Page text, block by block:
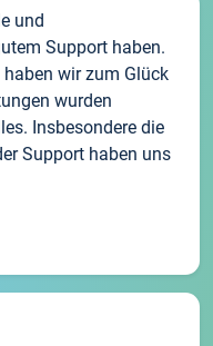
und
Support haben.
wir zum Glück
wurden
Insbesondere die
Support haben uns